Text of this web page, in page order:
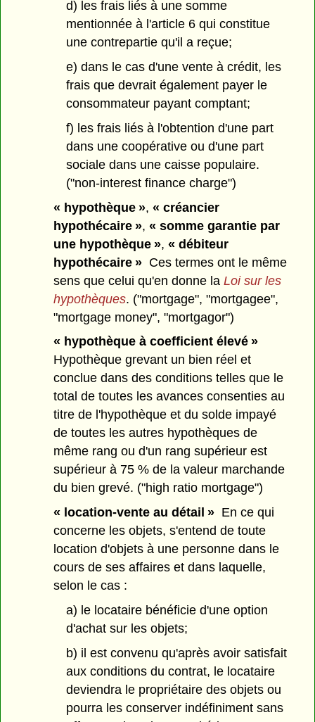
d) les frais liés à une somme
mentionnée à l'article 6 qui constitue
une contrepartie qu'il a reçue;
e) dans le cas d'une vente à crédit, les
frais que devrait également payer le
consommateur payant comptant;
f) les frais liés à l'obtention d'une part
dans une coopérative ou d'une part
sociale dans une caisse populaire.
("non-interest finance charge")
« hypothèque »,« créancier
hypothécaire », « somme garantie par
une hypothèque », « débiteur
hypothécaire » Ces termes ont le même
sens que celui qu'en donne laLoi sur les
hypothèques. ("mortgage", "mortgagee",
"mortgage money", "mortgagor")
« hypothèque à coefficient élevé »
Hypothèque grevant un bien réel et
conclue dans des conditions telles que le
total de toutes les avances consenties au
titre de l'hypothèque et du solde impayé
de toutes les autres hypothèques de
même rang ou d'un rang supérieur est
supérieur à 75 % de la valeur marchande
du bien grevé. ("high ratio mortgage")
« location-vente au détail » En ce qui
concerne les objets, s'entend de toute
location d'objets à une personne dans le
cours de ses affaires et dans laquelle,
selon le cas :
a) le locataire bénéficie d'une option
d'achat sur les objets;
b) il est convenu qu'après avoir satisfait
aux conditions du contrat, le locataire
deviendra le propriétaire des objets ou
pourra les conserver indéfiniment sans